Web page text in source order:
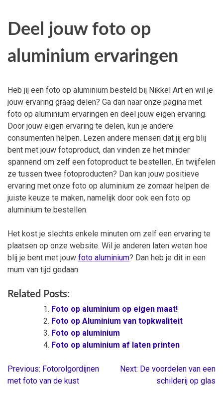
Deel jouw foto op
aluminium ervaringen
Heb jij een foto op aluminium besteld bij Nikkel Art en wil je
jouw ervaring graag delen? Ga dan naar onze pagina met
foto op aluminium ervaringen en deel jouw eigen ervaring.
Door jouw eigen ervaring te delen, kun je andere
consumenten helpen. Lezen andere mensen dat jij erg blij
bent met jouw fotoproduct, dan vinden ze het minder
spannend om zelf een fotoproduct te bestellen. En twijfelen
ze tussen twee fotoproducten? Dan kan jouw positieve
ervaring met onze foto op aluminium ze zomaar helpen de
juiste keuze te maken, namelijk door ook een foto op
aluminium te bestellen.
Het kost je slechts enkele minuten om zelf een ervaring te
plaatsen op onze website. Wil je anderen laten weten hoe
blij je bent met jouw foto aluminium? Dan heb je dit in een
mum van tijd gedaan.
Related Posts:
Foto op aluminium op eigen maat!
Foto op Aluminium van topkwaliteit
Foto op aluminium
Foto op aluminium af laten printen
Berichtnavigatie
Previous: Fotorolgordijnen
met foto van de kust
Next: De voordelen van een
schilderij op glas